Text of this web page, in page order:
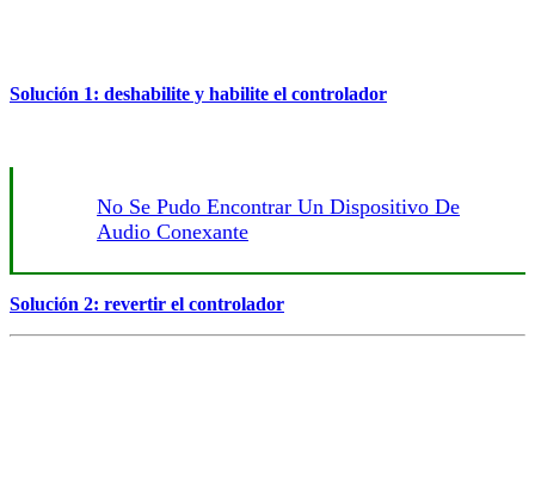
Solución 1: deshabilite y habilite el controlador
No Se Pudo Encontrar Un Dispositivo De
Audio Conexante
Solución 2: revertir el controlador